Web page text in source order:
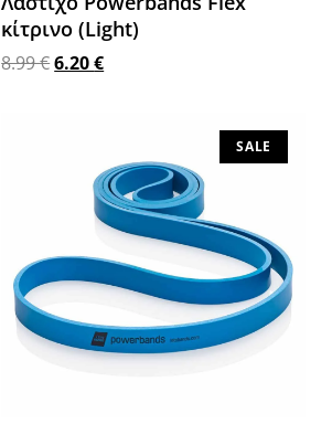
κίτρινο (Light)
8.99€6.20€
SALE